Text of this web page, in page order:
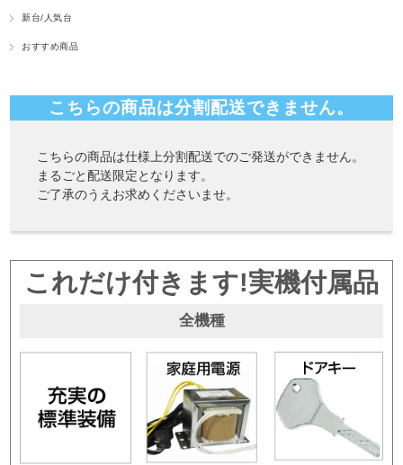
新台/人気台
おすすめ商品
こちらの商品は分割配送できません。
こちらの商品は仕様上分割配送でのご発送ができません。
まるごと配送限定となります。
ご了承のうえお求めくださいませ。
これだけ付きます!実機付属品
全機種